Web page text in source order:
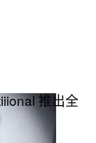
推出全